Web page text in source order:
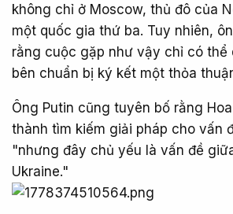
không chỉ ở Moscow, thủ đô của
một quốc gia thứ ba. Tuy nhiên,
rằng cuộc gặp như vậy chỉ có thể
bên chuẩn bị ký kết một thỏa
Ông Putin cũng tuyên bố rằng
thành tìm kiếm giải pháp cho vấn
"nhưng đây chủ yếu là vấn đề
Ukraine."